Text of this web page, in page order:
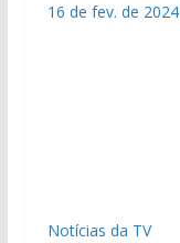
16 de fev. de 2024
Notícias da TV